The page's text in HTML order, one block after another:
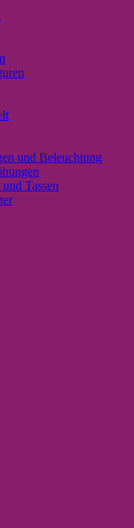
und Beleuchtung
Tassen